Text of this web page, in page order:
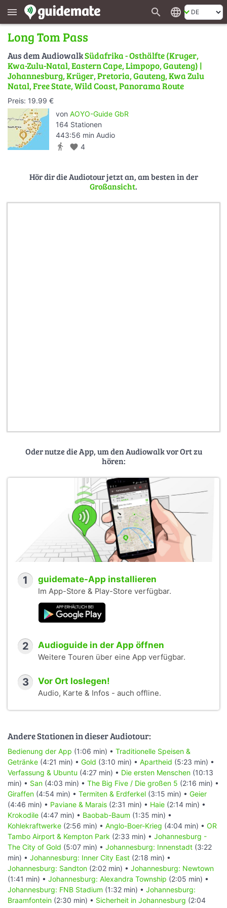
menu search language
Long Tom Pass
Aus dem AudiowalkSüdafrika - Osthälfte (Kruger,
Kwa-Zulu-Natal, Eastern Cape, Limpopo, Gauteng) |
Johannesburg, Krüger, Pretoria, Gauteng, Kwa Zulu
Natal, Free State, Wild Coast, Panorama Route
Preis: 19.99 €
von AOYO-Guide GbR
164 Stationen
443:56 min Audio
directions_walk favorite 4
Hör dir die Audiotour jetzt an, am besten in der
Großansicht.
Oder nutze die App, um den Audiowalk vor Ort zu
hören:
1 guidemate-App installieren
Im App-Store & Play-Store verfügbar.
2 Audioguide in der App öffnen
Weitere Touren über eine App verfügbar.
3 Vor Ort loslegen!
Audio, Karte & Infos - auch offline.
Andere Stationen in dieser Audiotour:
Bedienung der App (1:06 min) • Traditionelle Speisen &
Getränke (4:21 min) • Gold (3:10 min) • Apartheid (5:23 min) •
Verfassung & Ubuntu (4:27 min) • Die ersten Menschen (10:13
min) • San (4:03 min) • The Big Five / Die großen 5 (2:16 min) •
Giraffen (4:54 min) • Termiten & Erdferkel (3:15 min) • Geier
(4:46 min) • Paviane & Marais (2:31 min) • Haie (2:14 min) •
Krokodile (4:47 min) • Baobab-Baum (1:35 min) •
Kohlekraftwerke (2:56 min) • Anglo-Boer-Krieg (4:04 min) • OR
Tambo Airport & Kempton Park (2:33 min) • Johannesburg -
The City of Gold (5:07 min) • Johannesburg: Innenstadt (3:22
min) • Johannesburg: Inner City East (2:18 min) •
Johannesburg: Sandton (2:02 min) • Johannesburg: Newtown
(1:41 min) • Johannesburg: Alexandra Township (2:05 min) •
Johannesburg: FNB Stadium (1:32 min) • Johannesburg:
Braamfontein (2:30 min) • Sicherheit in Johannesburg (2:04